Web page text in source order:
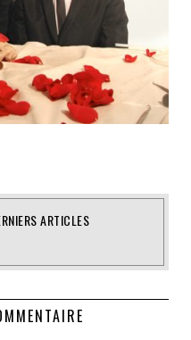
ARTICLES